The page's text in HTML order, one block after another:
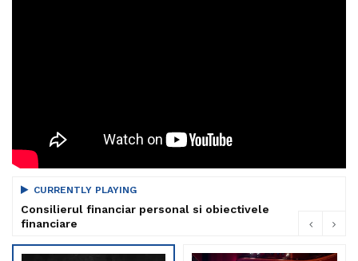
CURRENTLY PLAYING
Consilierul financiar personal si obiectivele
financiare